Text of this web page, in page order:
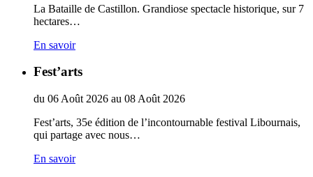
La Bataille de Castillon. Grandiose spectacle historique, sur 7
hectares…
En savoir
Fest’arts
du 06 Août 2026 au 08 Août 2026
Fest’arts, 35e édition de l’incontournable festival Libournais,
qui partage avec nous…
En savoir